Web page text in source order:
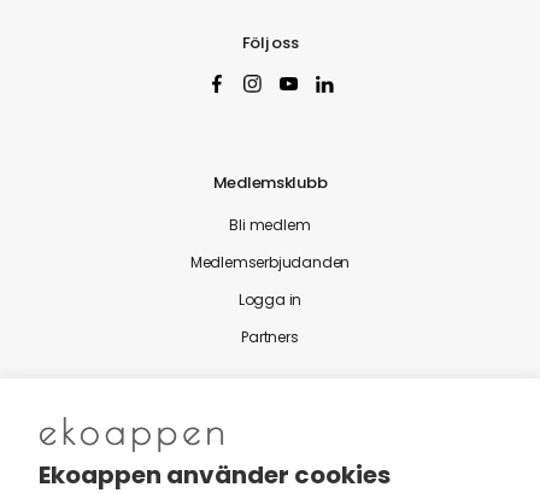
Följ oss
Medlemsklubb
Bli medlem
Medlemserbjudanden
Logga in
Partners
Nytt från Ekoappen
Ekoappen använder cookies